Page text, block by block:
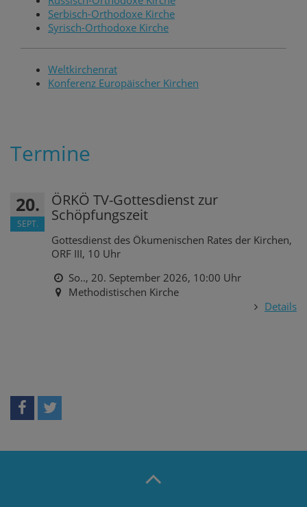
Serbisch-Orthodoxe Kirche
Syrisch-Orthodoxe Kirche
Weltkirchenrat
Konferenz Europäischer Kirchen
Termine
20.
SEPT.
ÖRKÖ TV-Gottesdienst zur
Schöpfungszeit
Gottesdienst des Ökumenischen Rates der Kirchen,
ORF III, 10 Uhr
So.., 20. September 2026, 10:00 Uhr
Methodistischen Kirche
Details